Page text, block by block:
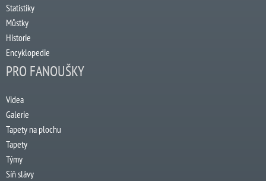
Statistiky
Můstky
Historie
Encyklopedie
PRO FANOUŠKY
Videa
Galerie
Tapety na plochu
Tapety
Týmy
Síň slávy